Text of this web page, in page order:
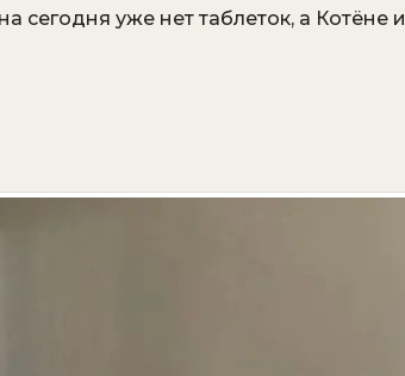
сегодня уже нет таблеток, а Котёне и